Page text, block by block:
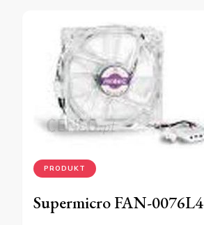
PRODUKT
Supermicro FAN-0076L4